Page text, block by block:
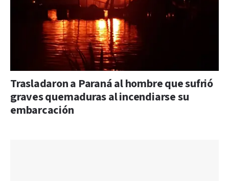
Trasladaron a Paraná al hombre que sufrió
graves quemaduras al incendiarse su
embarcación